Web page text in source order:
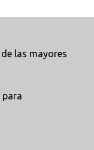
las mayores